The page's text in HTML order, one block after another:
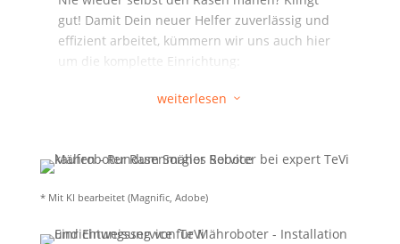
gut! Damit Dein neu­er Hel­fer zuver­läs­sig und
effi­zi­ent arbei­tet, küm­mern wir uns auch hier
um die kom­plet­te Einrichtung:
• An- und Abfahrt unse­res Tech­ni­kers
WLAN
• Ein­wei­sung in Bedie­nung und Pfle­ge
weiterlesen 3
* Mit KI bear­bei­tet (Magni­fic, Adobe)